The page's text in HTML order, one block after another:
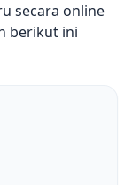
secara online
berikut ini